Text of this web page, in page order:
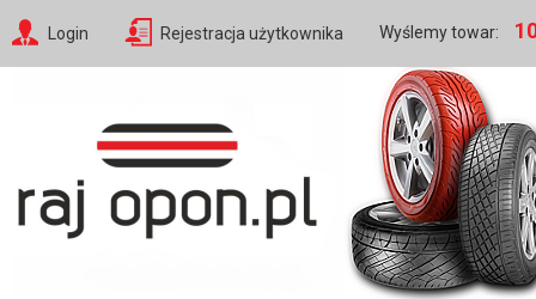
Login Rejestracja użytkownika Wyślemy towar: